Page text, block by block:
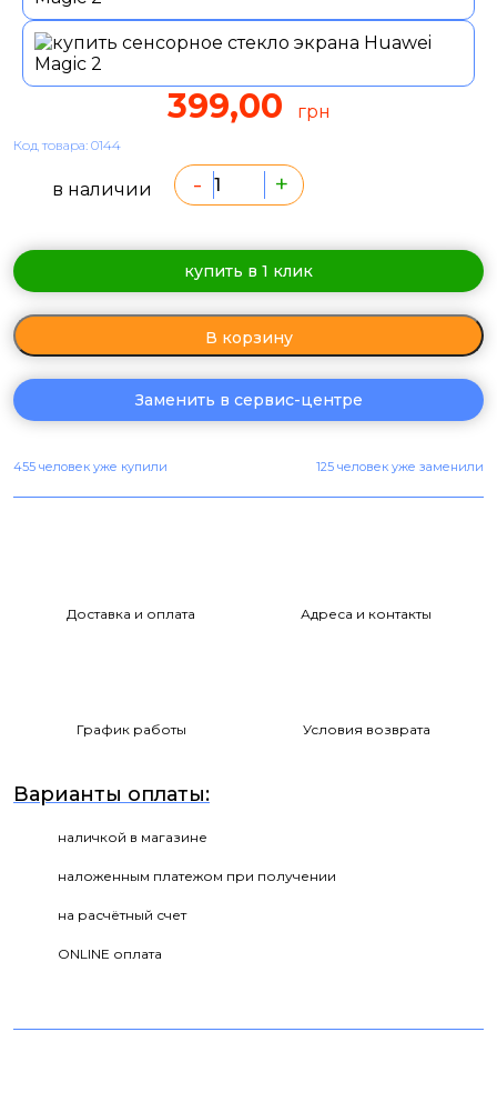
399,00 грн
Код товара: 0144
в наличии - +
купить в 1 клик
В корзину
Заменить в сервис-центре
455 человек уже купили 125 человек уже заменили
Доставка и оплата Адреса и контакты
График работы Условия возврата
Варианты оплаты:
наличкой в магазине
наложенным платежом при получении
на расчётный счет
ONLINE оплата